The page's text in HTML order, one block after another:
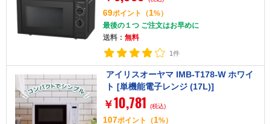
69ポイント （1%）
最後の１つ ご注文はお早めに
送料： 無料
1件
アイリスオーヤマ IMB-T178-W ホワイ
ト [単機能電子レンジ (17L)]
￥10,781 (税込)
107ポイント （1%）